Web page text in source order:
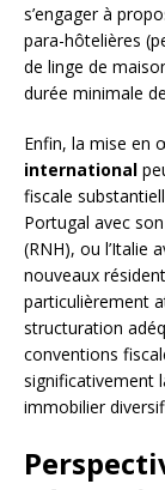
s’engager à
para-hôtelières
de linge de
durée minimale
Enfin, la mise en
international
fiscale
Portugal avec
(RNH), ou l’Italie
nouveaux
particulièrement
structuration
conventions
significativement
immobilier